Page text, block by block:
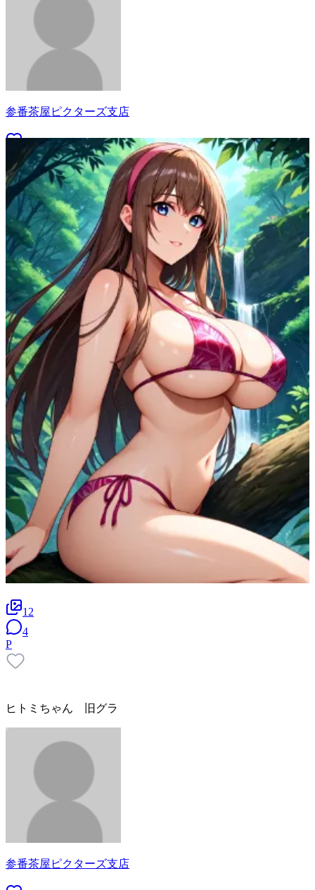
参番茶屋ピクターズ支店
12
4
P
ヒトミちゃん 旧グラ
参番茶屋ピクターズ支店